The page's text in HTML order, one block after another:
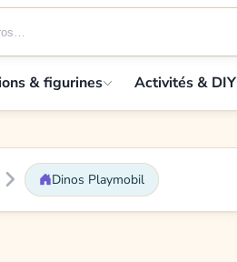
& figurines Activités & DIY
Dinos Playmobil